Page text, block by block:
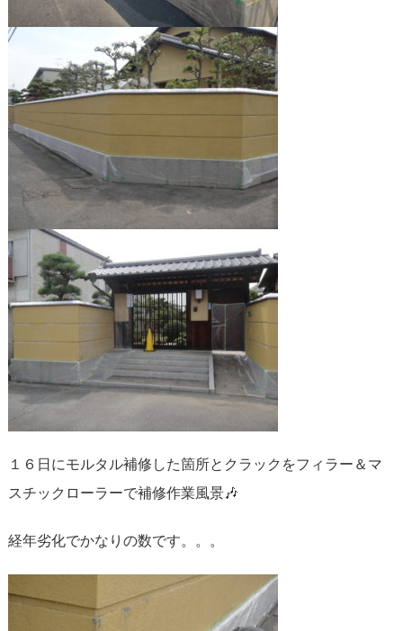
１６日にモルタル補修した箇所とクラックをフィラー＆マ
スチックローラーで補修作業風景🎶
経年劣化でかなりの数です。。。